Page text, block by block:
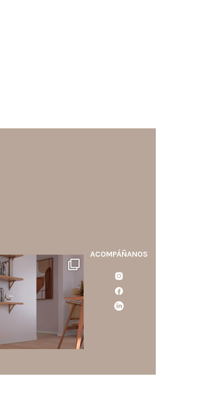
santaluzia.es
blanco, negro, gris, fendi
beige? La elección puede
cambiar por completo la
de un ambiente y
aportar aún más valor a tu
proyecto.
0
ACOMPÁÑANOS